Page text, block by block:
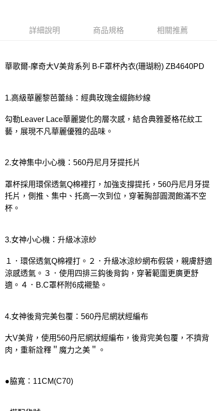
詳細說明 商品規格 相關推薦
華歌爾-摩奇大V美背系列 B-F罩杯內衣(珊瑚粉) ZB4640PD
1.高級華麗黎芭蕾絲：經典玫瑰金綴飾紗線
勾勒Leaver Lace華麗變化的層次感，結合典雅菱格花紋工
藝，展現不凡華麗優雅的品味。
2.女神集中小心機：560丹尼月牙提托片
罩杯採用環保透氣Q棉裡打，加強支撐提托，560丹尼月牙提
托片，側推、集中、托高一次到位，穿著胸部圓潤飽滿不空
杯。
3.女神小心機：升級冰涼紗
１．環保透氣Q棉裡打。２．升級冰涼紗網布假袋，親膚舒適
涼感透氣。３．使用四排三鈎後背鈎，穿著範圍更廣更舒
適。４．B.C罩杯附6成襯墊。
4.女神後背完美包覆：560丹尼網狀經編布
大V美背，使用560丹尼網狀經編布，後背完美包覆，不擠背
肉，重新詮釋＂魔力之美＂。
●脇寬：11CM(C70)